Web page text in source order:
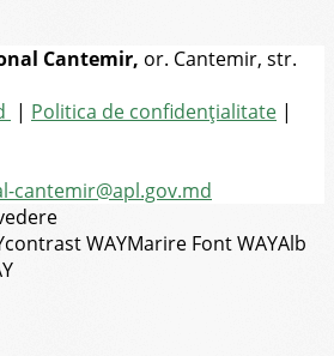
Cantemir, or. Cantemir, str.
| Politica de confidențialitate |
cantemir@apl.gov.md
contrast WAYMarire Font WAYAlb